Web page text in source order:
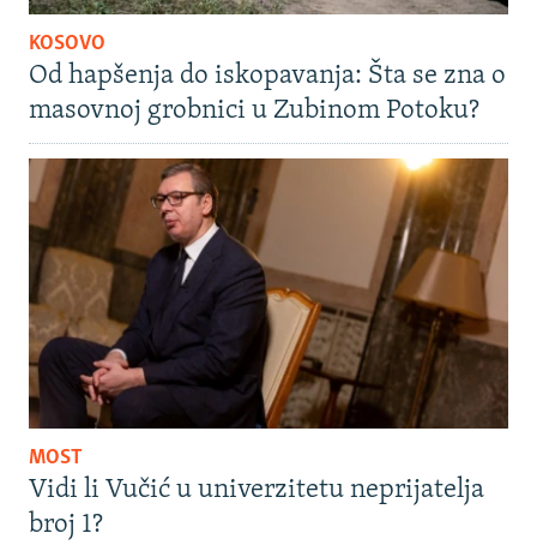
KOSOVO
Od hapšenja do iskopavanja: Šta se zna o
masovnoj grobnici u Zubinom Potoku?
MOST
Vidi li Vučić u univerzitetu neprijatelja
broj 1?